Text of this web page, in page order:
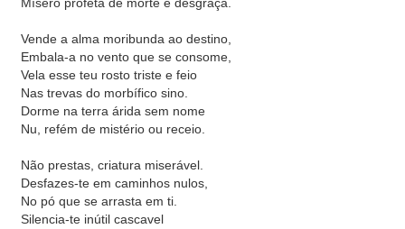
Vende a alma moribunda ao destino,
Embala-a no vento que se consome,
Vela esse teu rosto triste e feio
Nas trevas do morbífico sino.
Dorme na terra árida sem nome
Nu, refém de mistério ou receio.
Não prestas, criatura miserável.
Desfazes-te em caminhos nulos,
No pó que se arrasta em ti.
Silencia-te inútil cascavel